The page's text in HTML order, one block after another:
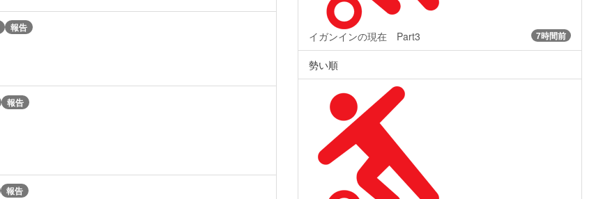
報告
報告
報告
イガンインの現在 Part3 7時間前
勢い順